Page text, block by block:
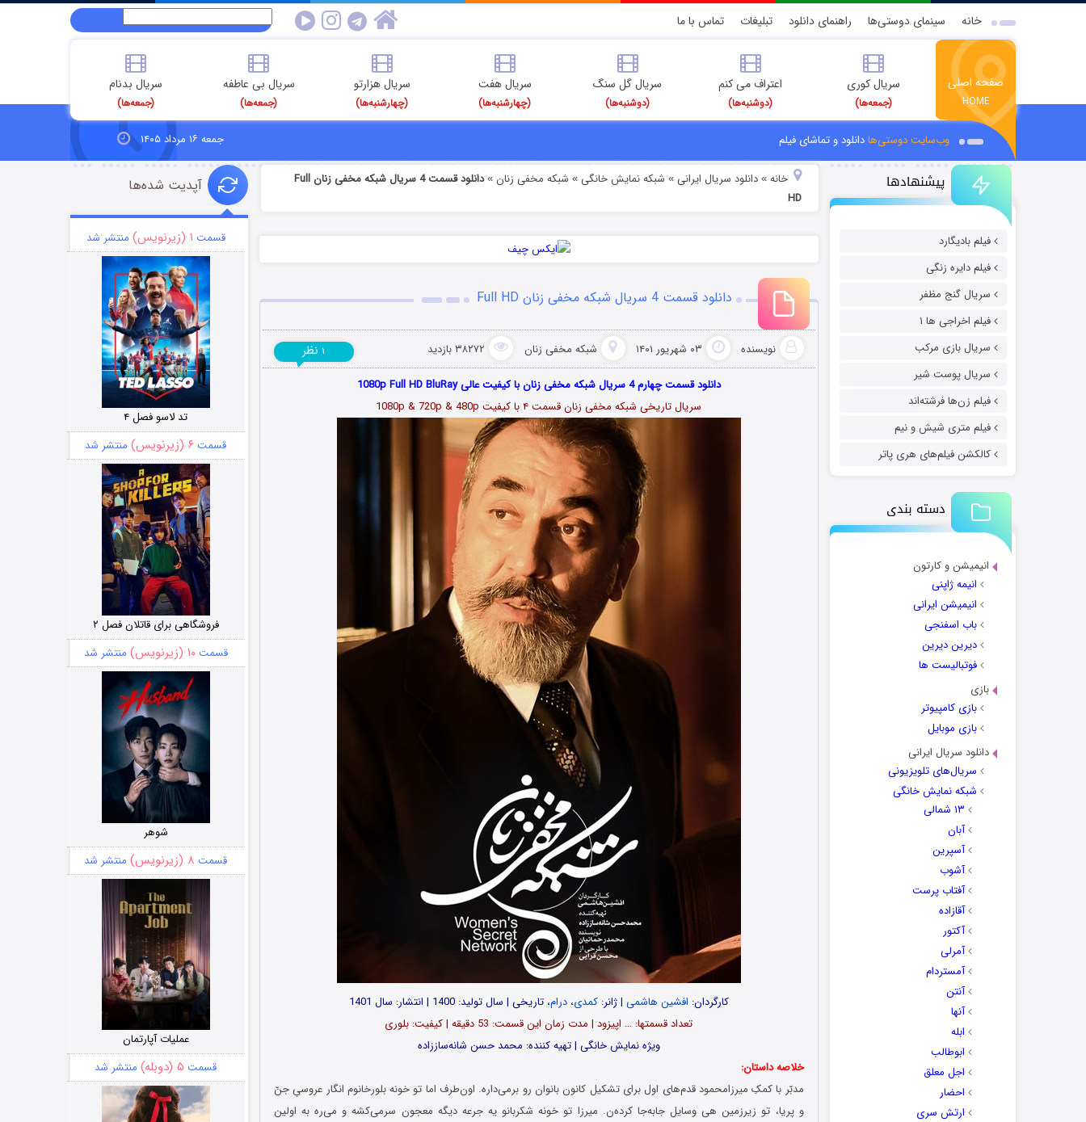
خانه سینمای دوستی‌ها راهنمای دانلود تبلیغات تماس با ما
صفحه اصلی
HOME
سریال کوری
(جمعه‌ها)
اعتراف می کنم
(دوشنبه‌ها)
سریال گل سنگ
(دوشنبه‌ها)
سریال هفت
(چهارشنبه‌ها)
سریال هزارتو
(چهارشنبه‌ها)
سریال بی عاطفه
(جمعه‌ها)
سریال بدنام
(جمعه‌ها)
وب‌سایت دوستی‌هادانلود و تماشای فیلم جمعه ۱۶ مرداد ۱۴۰۵
پیشنهادها
فیلم بادیگارد
فیلم دایره زنگی
سریال گنج مظفر
فیلم اخراجی ها ۱
سریال بازی مرکب
سریال پوست شیر
فیلم زن‌ها فرشته‌اند
فیلم متری شیش و نیم
کالکشن فیلم‌های هری پاتر
دسته بندی
انیمیشن و کارتون
انیمه ژاپنی
انیمیشن ایرانی
باب اسفنجی
دیرین دیرین
فوتبالیست ها
بازی
بازی کامپیوتر
بازی موبایل
دانلود سریال ایرانی
سریال‌های تلویزیونی
شبکه نمایش خانگی
۱۳ شمالی
آبان
آسپرین
آشوب
آفتاب پرست
آقازاده
آکتور
آمرلی
آمستردام
آنتن
آنها
ابله
ابوطالب
اجل معلق
احضار
ارتش سری
خانه» دانلود سریال ایرانی » شبکه نمایش خانگی » شبکه مخفی زنان »
دانلود قسمت 4 سریال شبکه مخفی زنان Full
HD
دانلود قسمت 4 سریال شبکه مخفی زنان Full HD
نویسنده ۰۳ شهریور ۱۴۰۱ شبکه مخفی زنان ۳۸۲۷۲ بازدید ۱ نظر
دانلود قسمت چهارم 4 سریال شبکه مخفی زنان با کیفیت عالی 1080p Full HD BluRay
سریال تاریخی شبکه مخفی زنان قسمت۴ با کیفیت 1080p & 720p & 480p
کارگردان: افشین هاشمی | ژانر:کمدی،درام، تاریخی | سال تولید: 1400 | انتشار: سال 1401
تعداد قسمت‎ها: … اپیزود | مدت زمان این قسمت: 53 دقیقه | کیفیت: بلوری
ویژه نمایش خانگی | تهیه کننده: محمد حسن شانه‌ساززاده
خلاصه داستان:
مدبّر با کمکِ میرزامحمود قدم‌های اول برای تشکیل کانون بانوان رو برمی‌داره. اون‌طرف اما تو خونه بلورخانوم انگار عروسیِ جنّ
و پریا، تو زیرزمین هی وسایل جابه‌جا ‌کرده‌ن. میرزا تو خونه شکربانو یه جرعه دیگه معجون سرمی‌کشه و می‌ره به اولین
آپدیت شده‌ها
قسمت ۱ (زیرنویس) منتشر شد
تد لاسو فصل ۴
قسمت ۶ (زیرنویس) منتشر شد
فروشگاهی برای قاتلان فصل ۲
قسمت۱۰ (زیرنویس) منتشر شد
شوهر
قسمت ۸ (زیرنویس) منتشر شد
عملیات آپارتمان
قسمت ۵ (دوبله) منتشر شد